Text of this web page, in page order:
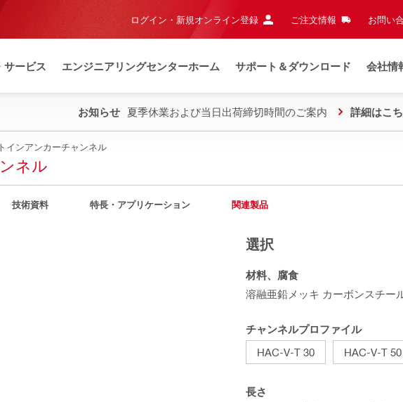
ログイン・新規オンライン登録 ご注文情報 お問い
サービス エンジニアリングセンターホーム サポート＆ダウンロード 会社情
お知らせ 夏季休業および当日出荷締切時間のご案内 詳細はこ
インアンカーチャンネル
ネル
技術資料 特長・アプリケーション 関連製品
選択
材料、腐食
溶融亜鉛メッキ カーボンスチー
チャンネルプロファイル
HAC-V-T 30
HAC-V-T 50
長さ